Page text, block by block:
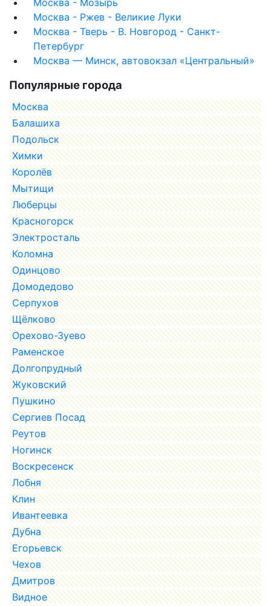
Москва - Ржев - Великие Луки
Москва - Тверь - В. Новгород - Санкт-
Петербург
Москва — Минск, автовокзал «Центральный»
Популярные города
Москва
Балашиха
Подольск
Химки
Королёв
Мытищи
Люберцы
Красногорск
Электросталь
Коломна
Одинцово
Домодедово
Серпухов
Щёлково
Орехово-Зуево
Раменское
Долгопрудный
Жуковский
Пушкино
Сергиев Посад
Реутов
Ногинск
Воскресенск
Лобня
Клин
Ивантеевка
Дубна
Егорьевск
Чехов
Дмитров
Видное